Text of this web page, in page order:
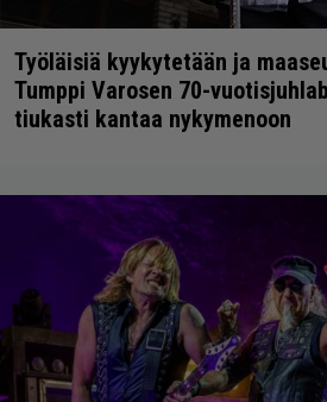
Työläisiä kyykytetään ja
Tumppi Varosen 70-
tiukasti kantaa nykymenoon